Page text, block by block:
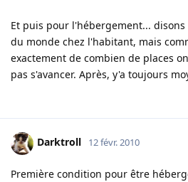
Et puis pour l'hébergement...
du monde chez l'habitant, mais
exactement de combien de places
pas s'avancer. Après, y'a toujours
Darktroll 12 févr. 2010
Première condition pour être